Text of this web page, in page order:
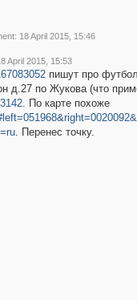
18 April 2015, 15:46
April 2015, 15:53
пишут про
д.27 по Жукова (что
. По карте похоже
. Перенес точку.